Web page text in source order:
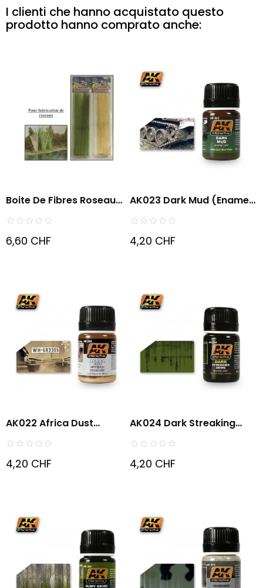
I clienti che hanno acquistato questo
prodotto hanno comprato anche:
Boite De Fibres Roseau
De...
6,60 CHF
AK023 Dark Mud (enamel
Color)
4,20 CHF
AK022 Africa Dust
Effects...
4,20 CHF
AK024 Dark Streaking
Grime...
4,20 CHF